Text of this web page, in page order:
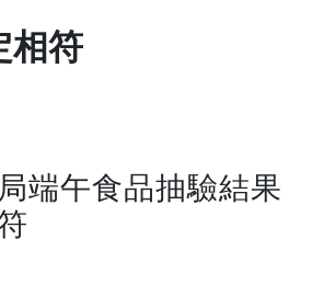
相符
端午食品抽驗結果